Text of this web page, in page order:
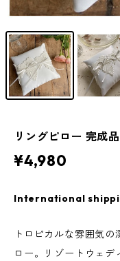
リングピロー 完成
¥4,980
International
トロピカルな雰囲気
ロー。リゾートウェ